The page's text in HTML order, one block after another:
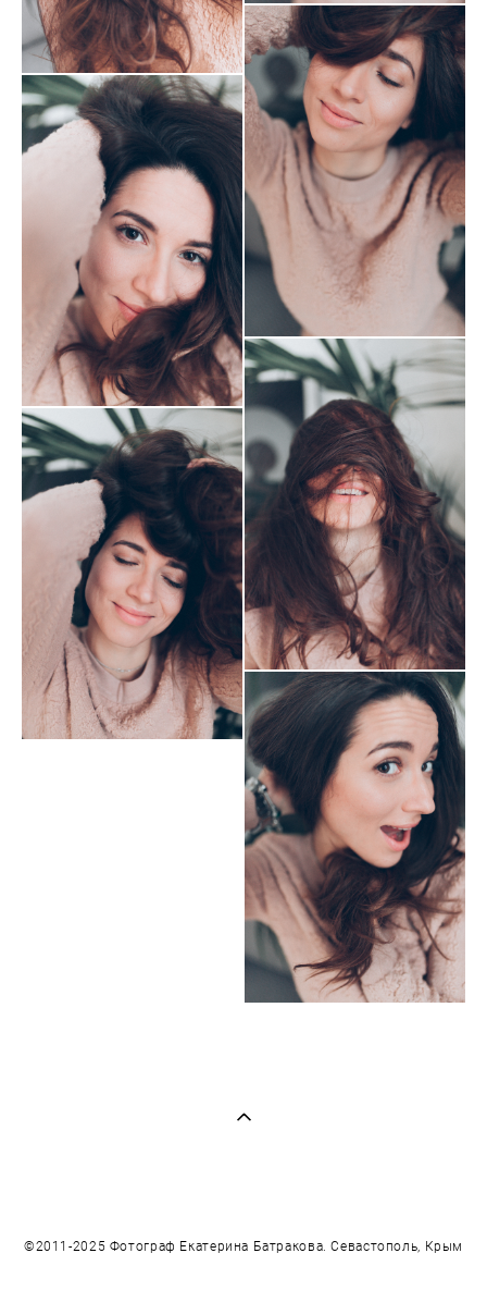
©2011-2025 Фотограф Екатерина Батракова. Севастополь, Крым